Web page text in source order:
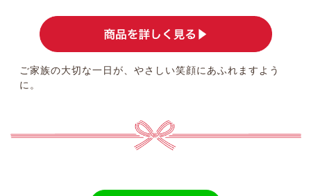
ご家族の大切な一日が、やさしい笑顔にあふれますよう
に。